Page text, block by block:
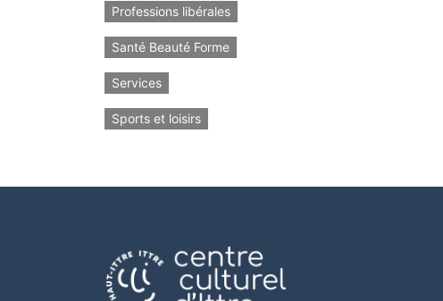
Professions libérales
Santé Beauté Forme
Services
Sports et loisirs